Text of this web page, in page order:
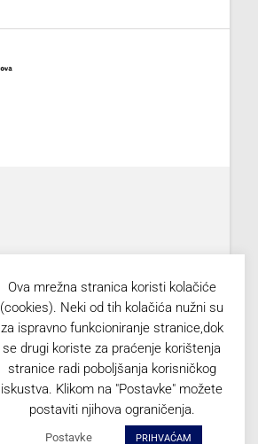
Ova mrežna stranica koristi kolačiće
(cookies). Neki od tih kolačića nužni su
za ispravno funkcioniranje stranice,dok
se drugi koriste za praćenje korištenja
stranice radi poboljšanja korisničkog
iskustva. Klikom na "Postavke" možete
postaviti njihova ograničenja.
Postavke PRIHVAĆAM